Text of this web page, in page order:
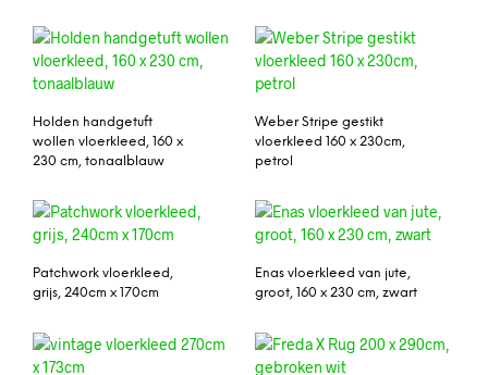
Holden handgetuft
wollen vloerkleed, 160 x
230 cm, tonaalblauw
Weber Stripe gestikt
vloerkleed 160 x 230cm,
petrol
Patchwork vloerkleed,
grijs, 240cm x 170cm
Enas vloerkleed van jute,
groot, 160 x 230 cm, zwart